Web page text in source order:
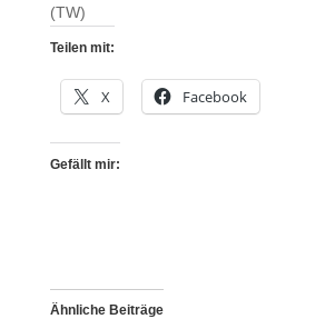
(TW)
Teilen mit:
X Facebook
Gefällt mir:
Ähnliche Beiträge